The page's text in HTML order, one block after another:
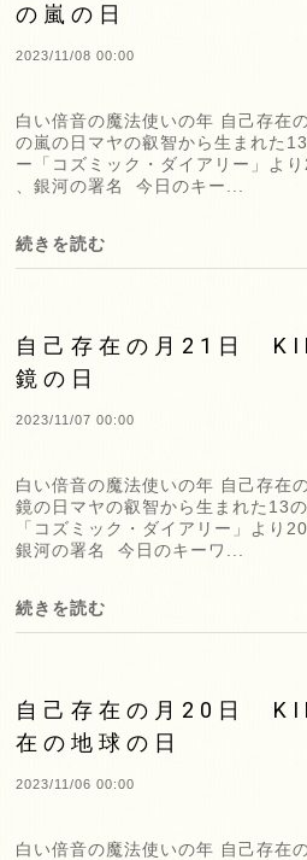
の嵐の日
2023/11/08 00:00
白い倍音の魔法使いの年 自己存在
の嵐の日マヤの叡智から生まれた
ー「コズミック・ダイアリー」よ
、銀河の署名 今日のキー...
続きを読む
自己存在の月21日
鏡の日
2023/11/07 00:00
白い倍音の魔法使いの年 自己存在
鏡の日マヤの叡智から生まれた13
「コズミック・ダイアリー」より
銀河の署名 今日のキーワ...
続きを読む
自己存在の月20日
在の地球の日
2023/11/06 00:00
白い倍音の魔法使いの年 自己存在